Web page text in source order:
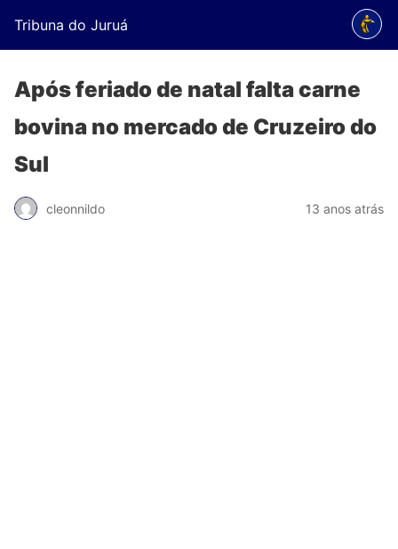
Tribuna do Juruá
Após feriado de natal falta carne
bovina no mercado de Cruzeiro do
Sul
cleonnildo 13 anos atrás